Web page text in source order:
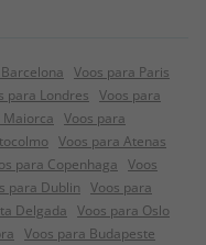
Voos para Paris
para Londres Voos para
Maiorca Voos para
Voos para Atenas
para Copenhaga Voos
para Dublin Voos para
Delgada Voos para Oslo
Voos para Budapeste